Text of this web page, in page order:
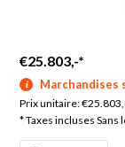
€25.803,-*
Marchandises
Prix unitaire:
* Taxes incluses Sans